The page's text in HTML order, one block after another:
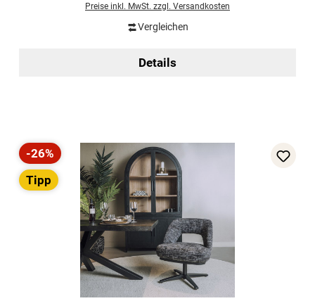
Preise inkl. MwSt. zzgl. Versandkosten
Vergleichen
Details
Rabatt
-26%
Tipp